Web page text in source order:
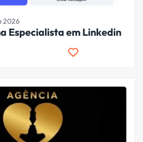
2026
Especialista em Linkedin